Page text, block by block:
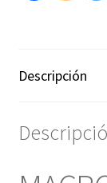
Descripción